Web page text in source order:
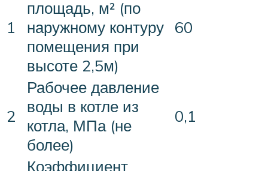
1
площадь, м² (по
наружному контуру
помещения при
высоте 2,5м)
60
2
Рабочее давление
воды в котле из
котла, МПа (не
более)
0,1
Коэффициент